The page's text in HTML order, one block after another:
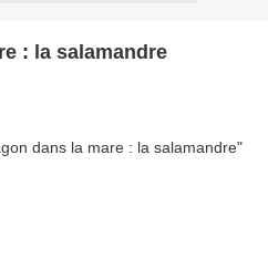
: la salamandre